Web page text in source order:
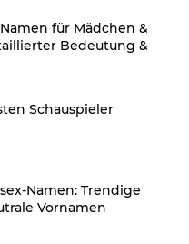
für Mädchen &
Bedeutung &
Schauspieler
Namen: Trendige
Vornamen